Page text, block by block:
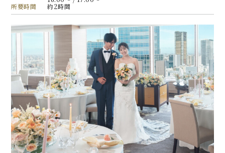
所要時間
約2時間